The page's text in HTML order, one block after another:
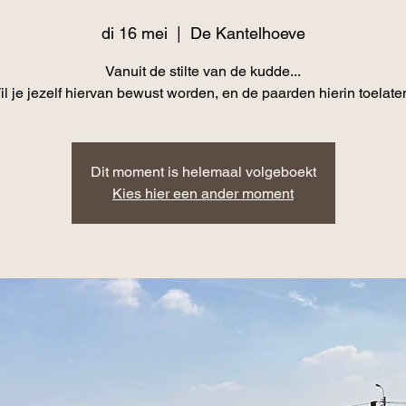
di 16 mei De Kantelhoeve
Vanuit de stilte van de kudde...
je jezelf hiervan bewust worden, en de paarden hierin
Dit moment is helemaal volgeboekt
Kies hier een ander moment